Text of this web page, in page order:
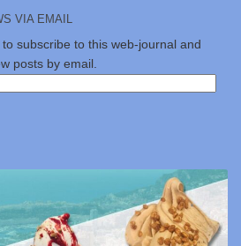
VIA EMAIL
subscribe to this web-journal and
posts by email.